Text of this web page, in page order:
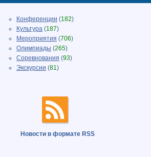
Конференции (182)
Культура (187)
Мероприятия (706)
Олимпиады (265)
Соревнования (93)
Экскурсии (81)
Новости в формате RSS